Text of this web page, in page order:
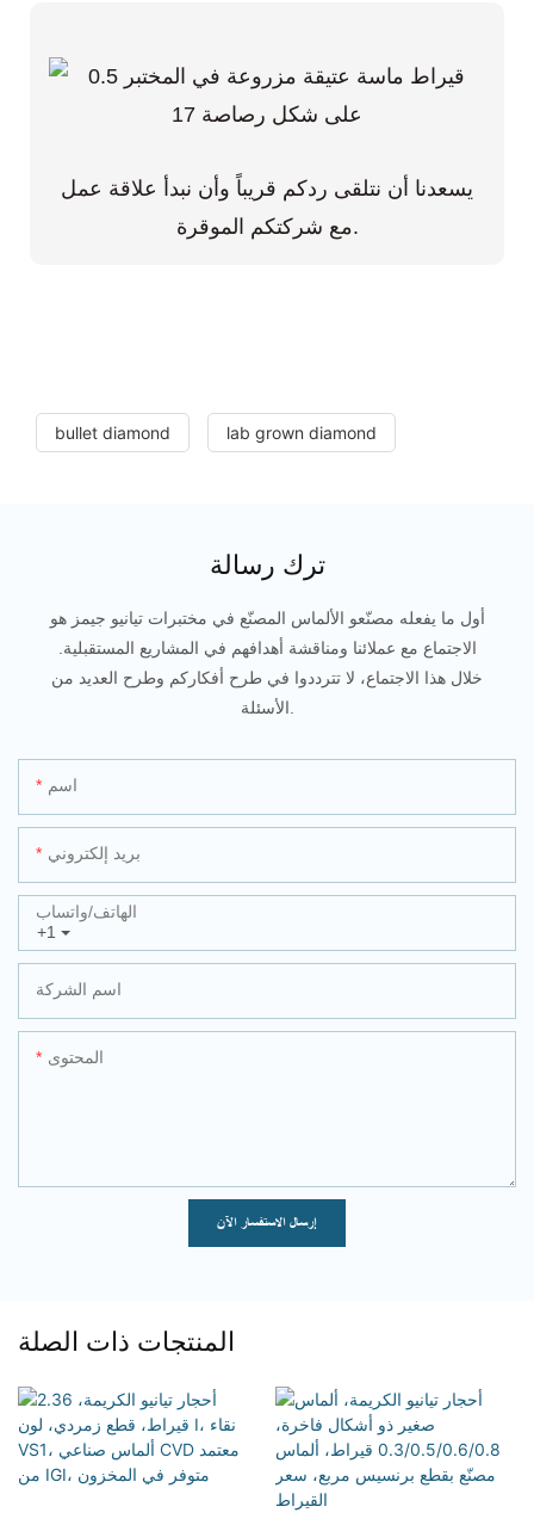
يسعدنا أن نتلقى ردكم قريباً وأن نبدأ علاقة عمل
مع شركتكم الموقرة.
bullet diamond lab grown diamond
ترك رسالة
أول ما يفعله مصنّعو الألماس المصنّع في مختبرات تيانيو جيمز هو
الاجتماع مع عملائنا ومناقشة أهدافهم في المشاريع المستقبلية.
خلال هذا الاجتماع، لا تترددوا في طرح أفكاركم وطرح العديد من
اسم
بريد إلكتروني
+1
الهاتف/واتساب
اسم الشركة
المحتوى
إرسال الاستفسار الآن
المنتجات ذات الصلة